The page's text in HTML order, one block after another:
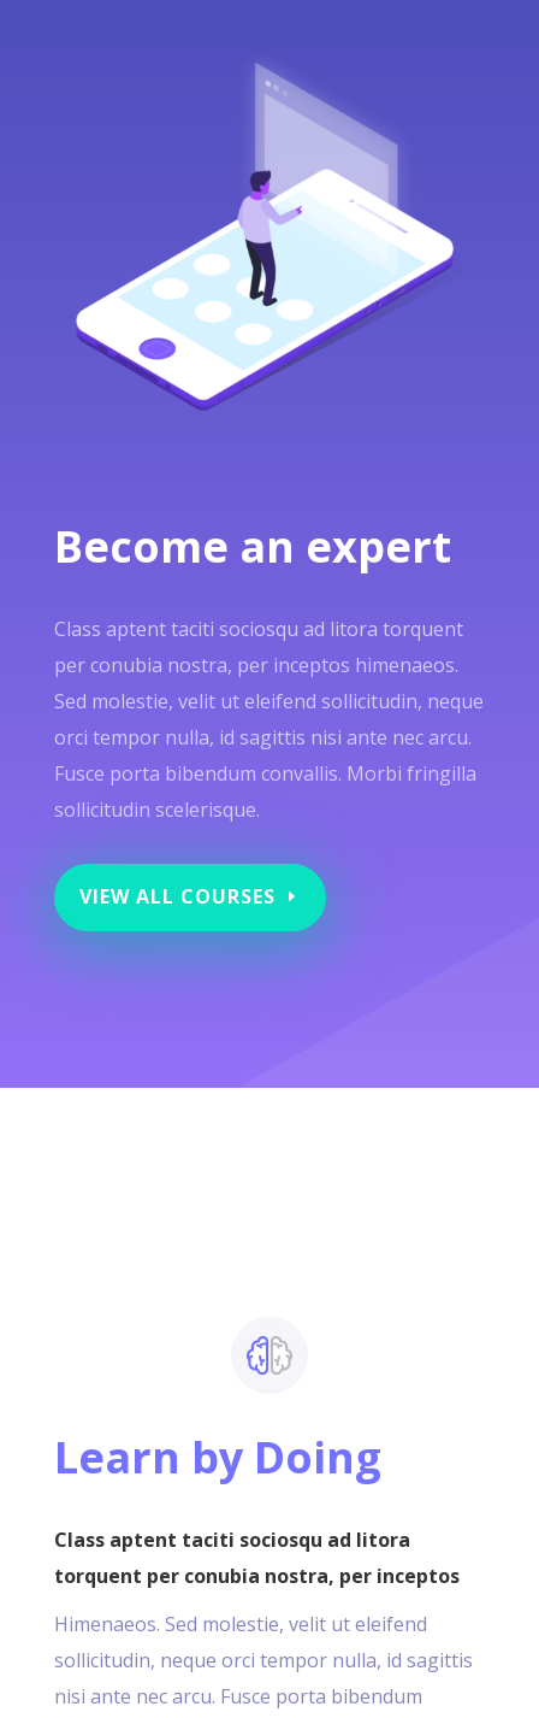
Become an expert
Class aptent taciti sociosqu ad litora torquent
per conubia nostra, per inceptos himenaeos.
Sed molestie, velit ut eleifend sollicitudin, neque
orci tempor nulla, id sagittis nisi ante nec arcu.
Fusce porta bibendum convallis. Morbi fringilla
sollicitudin scelerisque.
VIEW ALL COURSES
Learn by Doing
Class aptent taciti sociosqu ad litora
torquent per conubia nostra, per inceptos
Himenaeos. Sed molestie, velit ut eleifend
sollicitudin, neque orci tempor nulla, id sagittis
nisi ante nec arcu. Fusce porta bibendum